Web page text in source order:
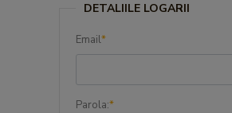
DETALIILE LOGARII
Email*
Parola:*